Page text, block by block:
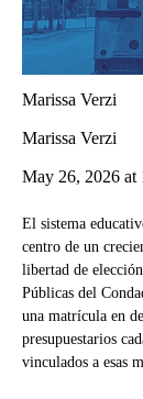
Marissa Verzi
Marissa Verzi
May 26, 2026 at
El sistema
centro de un
libertad de
Públicas del
una matrícula en
presupuestarios
vinculados a esas